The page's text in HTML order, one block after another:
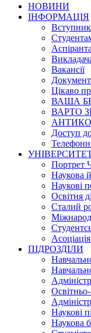
НОВИНИ
ІНФОРМАЦІЯ
Вакансії
Цікаво
ВАША
ВАРТО
Доступ
Портрет
Наукова й
Наукові
Освітня
Сталий
ПІДРОЗДІЛИ
Наукові
Наукова